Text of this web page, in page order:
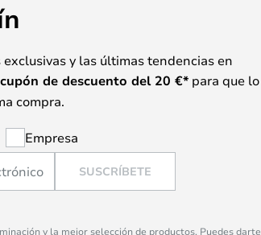
y las últimas tendencias en
cupón de descuento del 20 €*para que lo
compra.
Empresa
SUSCRÍBETE
y la mejor selección de productos. Puedes darte